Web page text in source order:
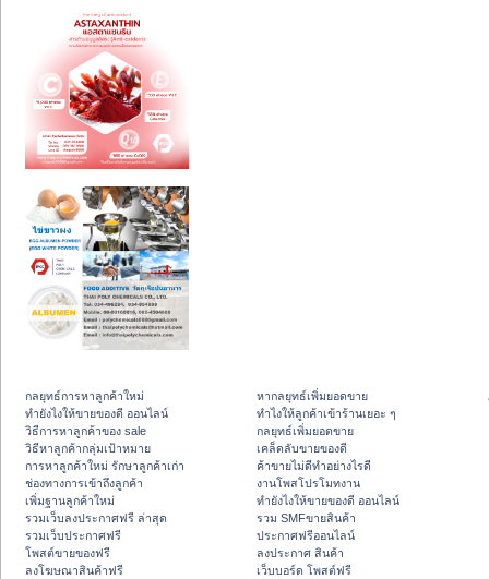
กลยุทธ์การหาลูกค้าใหม่
ทํายังไงให้ขายของดี ออนไลน์
วิธีการหาลูกค้าของ sale
วิธีหาลูกค้ากลุ่มเป้าหมาย
การหาลูกค้าใหม่ รักษาลูกค้าเก่า
ช่องทางการเข้าถึงลูกค้า
เพิ่มฐานลูกค้าใหม่
รวมเว็บลงประกาศฟรี ล่าสุด
รวมเว็บประกาศฟรี
โพสต์ขายของฟรี
ลงโฆษณาสินค้าฟรี
หากลยุทธ์เพิ่มยอดขาย
ทําไงให้ลูกค้าเข้าร้านเยอะ ๆ
กลยุทธ์เพิ่มยอดขาย
เคล็ดลับขายของดี
ค้าขายไม่ดีทำอย่างไรดี
งานโพสโปรโมทงาน
ทํายังไงให้ขายของดี ออนไลน์
รวม SMFขายสินค้า
ประกาศฟรีออนไลน์
ลงประกาศ สินค้า
เว็บบอร์ด โพสต์ฟรี